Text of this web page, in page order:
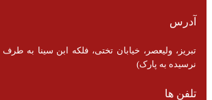
آدرس
نرسیده به پارک)
تلفن ها